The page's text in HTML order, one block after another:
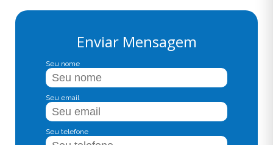
Enviar Mensagem
Seu nome
Seu email
Seu telefone